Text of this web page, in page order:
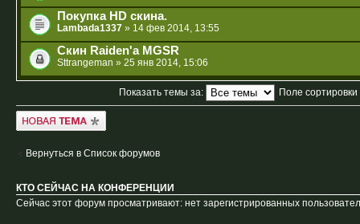
Покупка HD скина.
Lambada1337 » 14 фев 2014, 13:55
Cкин Raiden'a MGSR
Sttrangeman » 25 янв 2014, 15:06
Показать темы за: Поле сортировки
Новая тема
Вернуться в Список форумов
КТО СЕЙЧАС НА КОНФЕРЕНЦИИ
Сейчас этот форум просматривают: нет зарегистрированных